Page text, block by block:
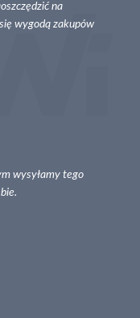
na
wygodą zakupów
wysyłamy tego